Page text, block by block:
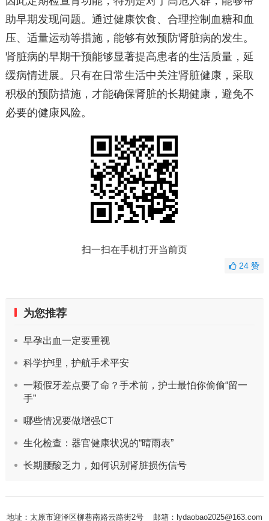
助早期发现问题。通过健康饮食、合理控制血糖和血
压、适量运动等措施，能够有效预防肾脏病的发生。
肾脏病的早期干预能够显著提高患者的生活质量，延
缓病情进展。只有在日常生活中关注肾脏健康，采取
积极的预防措施，才能确保肾脏的长期健康，避免不
必要的健康风险。
扫一扫在手机打开当前页
24赞
为您推荐
早孕出血一定要重视
科学护理，护航手术平安
一颗假牙差点要了命？手术前，护士最怕你偷偷“留一
手”
哪些情况要做增强CT
生化检查：器官健康状况的“晴雨表”
长期腰酸乏力，如何识别肾脏损伤信号
地址：太原市迎泽区柳巷南路云路街2号 邮箱：lydaobao2025@163.com